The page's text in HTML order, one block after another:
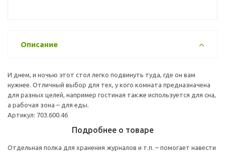
Описание
И днем, и ночью этот стол легко подвинуть туда, где он вам
нужнее. Отличный выбор для тех, у кого комната предназначена
для разных целей, например гостиная также используется для сна,
а рабочая зона – для еды.
Артикул: 703.600.46
Подробнее о товаре
Отдельная полка для хранения журналов и т.п. – помогает навести